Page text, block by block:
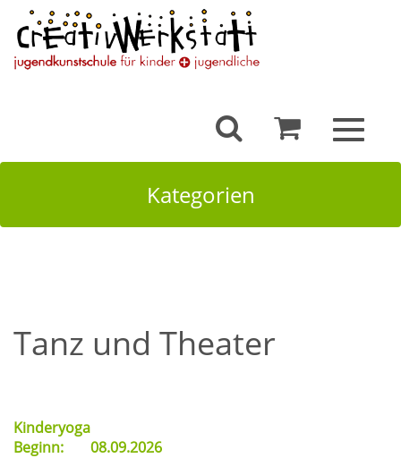
Toggle
Kategorien
Tanz und Theater
Kinderyoga
Beginn:
08.09.2026